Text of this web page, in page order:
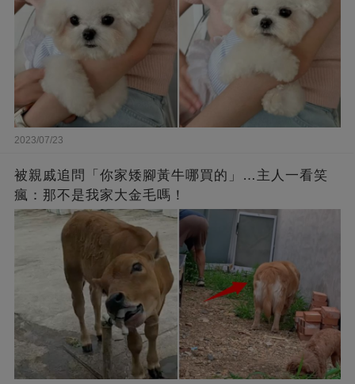
2023/07/23
被親戚追問「你家矮腳黃牛哪買的」…主人一看笑
瘋：那不是我家大金毛嗎！